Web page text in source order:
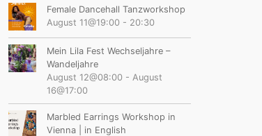
Female Dancehall Tanzworkshop
August 11@19:00- 20:30
Mein Lila Fest Wechseljahre –
Wandeljahre
August 12@08:00- August
16@17:00
Marbled Earrings Workshop in
Vienna | in English